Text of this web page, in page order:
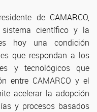
de CAMARCO,
científico y la
hoy una condición
que respondan a los
y tecnológicos que
entre CAMARCO y el
acelerar la adopción
y procesos basados